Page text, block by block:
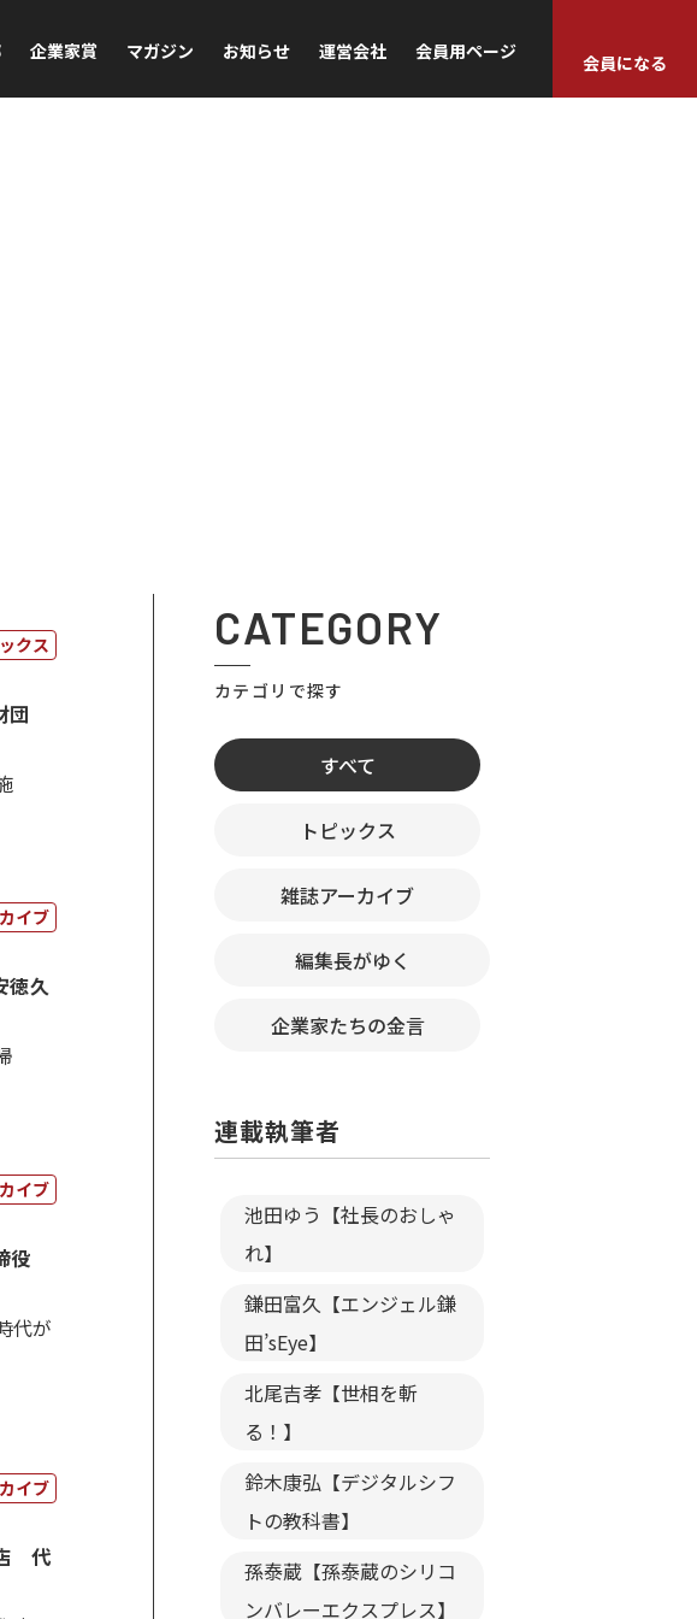
企業家賞 マガジン お知らせ 運営会社 会員用ページ
会員になる
クス
団
イブ
徳久
イブ
役
代が
イブ
代
CATEGORY
カテゴリで探す
すべて
トピックス
雑誌アーカイブ
編集長がゆく
企業家たちの金言
連載執筆者
池田ゆう【社長のおしゃ
れ】
鎌田富久【エンジェル鎌
田’sEye】
北尾吉孝【世相を斬
る！】
鈴木康弘【デジタルシフ
トの教科書】
孫泰蔵【孫泰蔵のシリコ
ンバレーエクスプレス】